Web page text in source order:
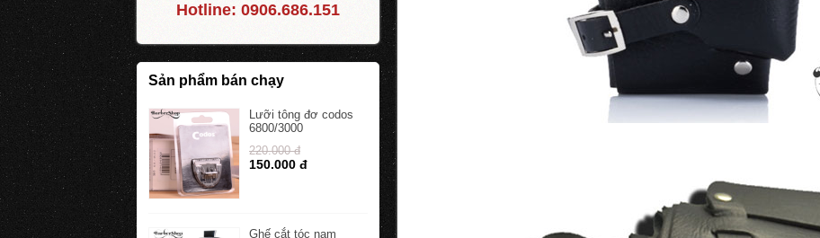
Hotline: 0906.686.151
Sản phẩm bán chạy
Lưỡi tông đơ codos
6800/3000
220.000 đ
150.000 đ
Ghế cắt tóc nam